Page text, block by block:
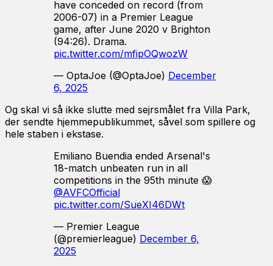
have conceded on record (from
2006-07) in a Premier League
game, after June 2020 v Brighton
(94:26). Drama.
pic.twitter.com/mfipOQwozW
— OptaJoe (@OptaJoe) December
6, 2025
Og skal vi så ikke slutte med sejrsmålet fra Villa Park,
der sendte hjemmepublikummet, såvel som spillere og
hele staben i ekstase.
Emiliano Buendia ended Arsenal's
18-match unbeaten run in all
competitions in the 95th minute 😱
@AVFCOfficial
pic.twitter.com/SueXI46DWt
— Premier League
(@premierleague) December 6,
2025